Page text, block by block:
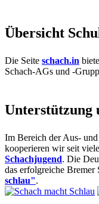
Übersicht
Die Seite schach.in
Schach-AGs und -
Unterstützung
Im Bereich der Aus-
kooperieren wir seit
Schachjugend. Die
das erfolgreiche Bremer
schlau".